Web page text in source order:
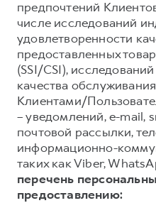
предпочтений
числе исследований
удовлетворенности
предоставленных
(SSI/CSI),
качества
Клиентами/
– уведомлений, e-mail,
почтовой рассылки,
информационно-
таких как Viber,
перечень
предоставлению: